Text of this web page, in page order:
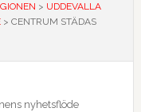
> UDDEVALLA
> CENTRUM STÄDAS
nyhetsflöde